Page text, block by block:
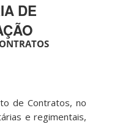
DE
de Contratos, no
e regimentais,